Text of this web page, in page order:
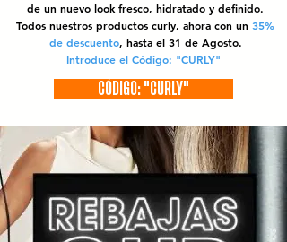
de un nuevo look fresco, hidratado y definido.
Todos nuestros productos curly, ahora con un 35%
de descuento, hasta el 31 de Agosto.
Introduce el Código: "CURLY"
CÓDIGO: "CURLY"